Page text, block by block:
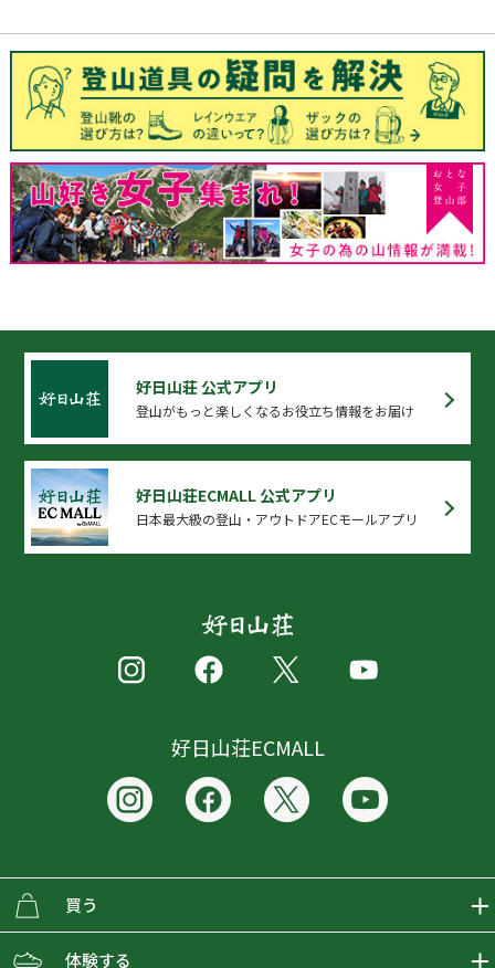
好日山荘 公式アプリ
登山がもっと楽しくなるお役立ち情報をお届け
好日山荘ECMALL 公式アプリ
日本最大級の登山・アウトドアECモールアプリ
好日山荘ECMALL
買う
ECMALLの商品をさがす
体験する